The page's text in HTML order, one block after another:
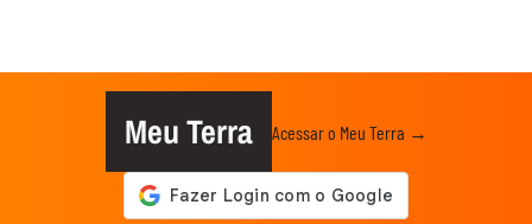
Meu Terra Acessar o Meu Terra →